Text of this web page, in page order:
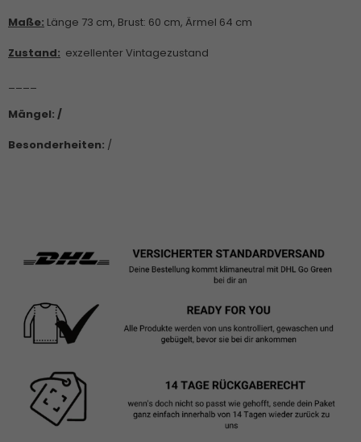
Maße: Länge 73 cm, Brust: 60 cm, Ärmel 64 cm
Zustand: exzellenter Vintagezustand
Mängel: /
Besonderheiten: /